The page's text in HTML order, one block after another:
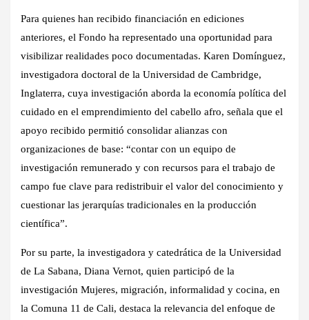
Para quienes han recibido financiación en ediciones
anteriores, el Fondo ha representado una oportunidad para
visibilizar realidades poco documentadas. Karen Domínguez,
investigadora doctoral de la Universidad de Cambridge,
Inglaterra, cuya investigación aborda la economía política del
cuidado en el emprendimiento del cabello afro, señala que el
apoyo recibido permitió consolidar alianzas con
organizaciones de base: “contar con un equipo de
investigación remunerado y con recursos para el trabajo de
campo fue clave para redistribuir el valor del conocimiento y
cuestionar las jerarquías tradicionales en la producción
científica”.
Por su parte, la investigadora y catedrática de la Universidad
de La Sabana, Diana Vernot, quien participó de la
investigación Mujeres, migración, informalidad y cocina, en
la Comuna 11 de Cali, destaca la relevancia del enfoque de